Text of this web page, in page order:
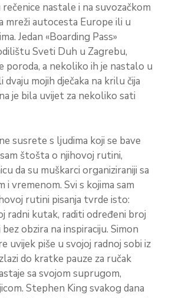
nastale i na suvozačkom
mreži autocesta Europe ili u
Jedan «Boarding Pass»
Sveti Duh u Zagrebu,
poroda, a nekoliko ih je nastalo u
mojih dječaka na krilu čija
je bila uvijet za nekoliko sati
susrete s ljudima koji se bave
štošta o njihovoj rutini,
da su muškarci organiziraniji sa
vremenom. Svi s kojima sam
rutini pisanja tvrde isto:
radni kutak, raditi određeni broj
obzira na inspiraciju. Simon
uvijek piše u svojoj radnoj sobi iz
do kratke pauze za ručak
sa svojom suprugom,
Stephen King svakog dana